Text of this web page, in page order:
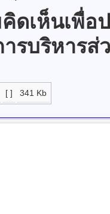
ดเห็นเพื่
ารบริหาร
[ ] 341 Kb